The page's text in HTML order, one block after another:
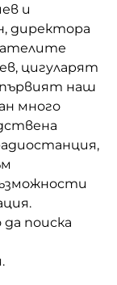
и
директора
цигуларят
наш
много
поиска